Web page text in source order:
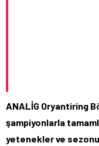
ANALİG Oryantiring
şampiyonlarla
yetenekler ve